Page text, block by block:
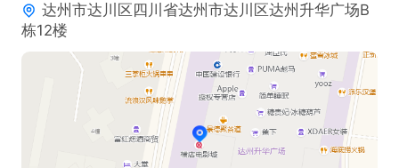
达州市达川区四川省达州市达川区达州升华广场B
栋12楼